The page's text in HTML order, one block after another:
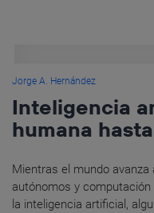
Jorge A. Hernández
Inteligencia
humana
Mientras el mundo
autónomos y
la inteligencia artificial,